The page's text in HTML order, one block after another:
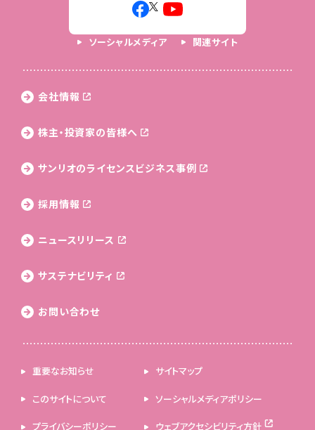
ソーシャルメディア 関連サイト
会社情報
株主・投資家の皆様へ
サンリオのライセンス ビジネス事例
採用情報
ニュースリリース
サステナビリティ
お問い合わせ
重要なお知らせ サイトマップ
このサイトについて ソーシャルメディアポリシー
プライバシーポリシー ウェブアクセシビリティ方針